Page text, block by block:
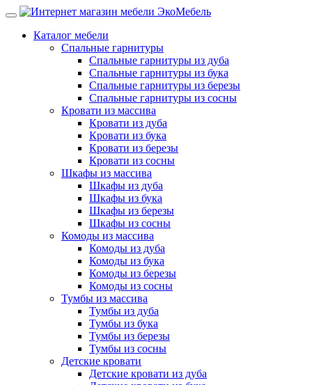
Каталог мебели
Спальные гарнитуры
Спальные гарнитуры из дуба
Спальные гарнитуры из бука
Спальные гарнитуры из березы
Спальные гарнитуры из сосны
Кровати из массива
Кровати из дуба
Кровати из бука
Кровати из березы
Кровати из сосны
Шкафы из массива
Шкафы из дуба
Шкафы из бука
Шкафы из березы
Шкафы из сосны
Комоды из массива
Комоды из дуба
Комоды из бука
Комоды из березы
Комоды из сосны
Тумбы из массива
Тумбы из дуба
Тумбы из бука
Тумбы из березы
Тумбы из сосны
Детские кровати
Детские кровати из дуба